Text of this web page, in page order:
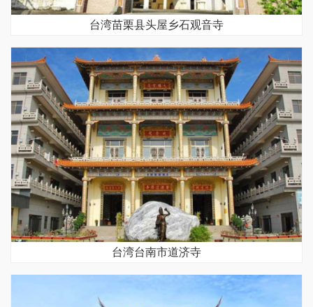
台湾苗栗县头屋乡石观音寺
台湾台南市道济寺